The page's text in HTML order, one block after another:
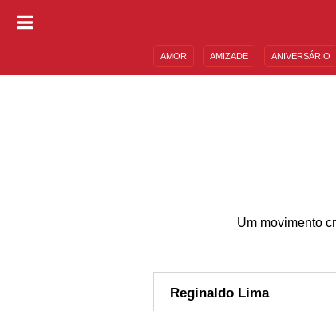
AMOR AMIZADE ANIVERSÁRIO
Um movimento
Reginaldo Lima